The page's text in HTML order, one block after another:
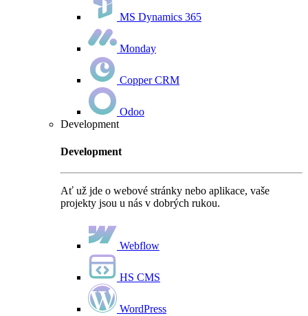
MS Dynamics 365
Monday
Copper CRM
Odoo
Development
Development
Ať už jde o webové stránky nebo aplikace, vaše
projekty jsou u nás v dobrých rukou.
Webflow
HS CMS
WordPress